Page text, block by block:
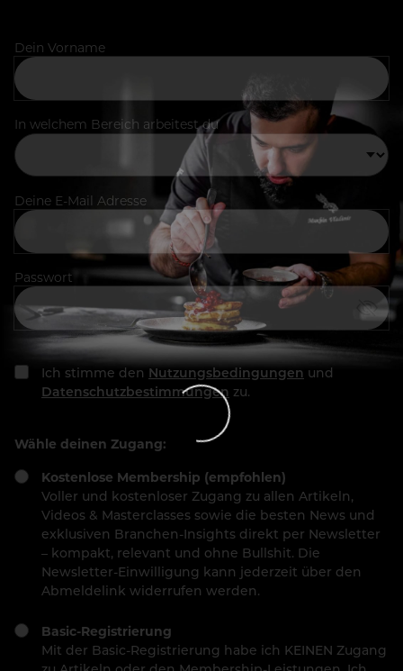
Dein Vorname
In welchem Bereich arbeitest du
Deine E-Mail Adresse
Passwort
Ich stimme den Nutzungsbedingungen und
Datenschutzbestimmungen zu.
Wähle deinen Zugang:
Kostenlose Membership (empfohlen)
Voller und kostenloser Zugang zu allen Artikeln,
Videos & Masterclasses sowie die besten News und
exklusiven Branchen-Insights direkt per Newsletter
– kompakt, relevant und ohne Bullshit. Die
Newsletter-Einwilligung kann jederzeit über den
Abmeldelink widerrufen werden.
Basic-Registrierung
Mit der Basic-Registrierung habe ich KEINEN Zugang